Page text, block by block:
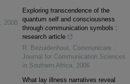
, 2008
Exploring transcendence of the
quantum self and consciousness
through communication symbols :
research article
R. Bezuidenhout, Communicare :
Journal for Communication Sciences
in Southern Africa, 2006
What lay illness narratives reveal